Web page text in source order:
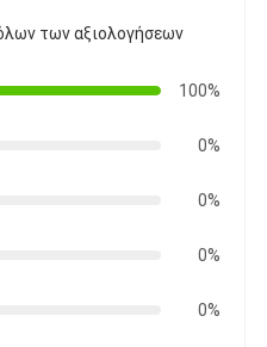
των αξιολογήσεων
100%
0%
0%
0%
0%